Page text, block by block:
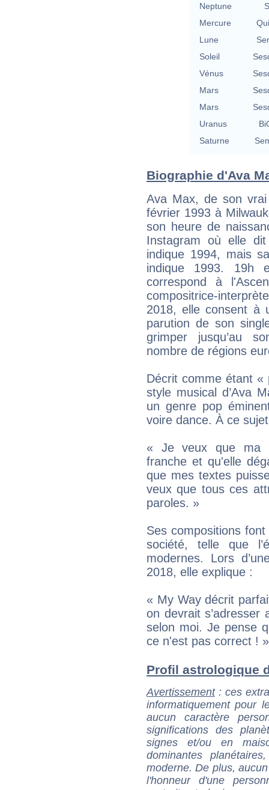
Neptune
Mercure
Lune
Soleil
Vénus
Mars
Mars
Uranus
Saturne
Biographie d'Ava
Ava Max, de son
février 1993 à
son heure de
Instagram où elle
indique 1994, mais
indique 1993. 19h
correspond à
compositrice-
2018, elle consent à
parution de son
grimper jusqu’au
nombre de régions
Décrit comme étant «
style musical d’Ava
un genre pop
voire dance. À ce
« Je veux que ma
franche et qu'elle
que mes textes
veux que tous ces
paroles. »
Ses compositions
société, telle que
modernes. Lors
2018, elle explique :
« My Way décrit
on devrait s’adresser
selon moi. Je pense
ce n'est pas correct ! »
Profil astrologique
Avertissement: ces
informatiquement pour
aucun caractère
significations des
signes et/ou en
dominantes
moderne. De plus,
l'honneur d'une